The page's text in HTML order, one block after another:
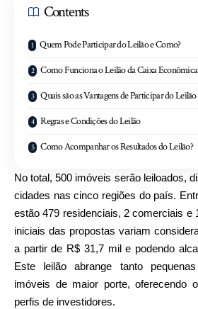
Contents
Quem Pode Participar do Leilão e Como?
Como Funciona o Leilão da Caixa
Quais são as Vantagens de Participar do Leilão
Regras e Condições do Leilão
Como Acompanhar os Resultados do Leilão?
No total, 500 imóveis serão leiloados,
cidades nas cinco regiões do país.
estão 479 residenciais, 2 comerciais e
iniciais das propostas variam
a partir de R$ 31,7 mil e podendo
Este leilão abrange tanto
imóveis de maior porte, oferecendo
perfis de investidores.